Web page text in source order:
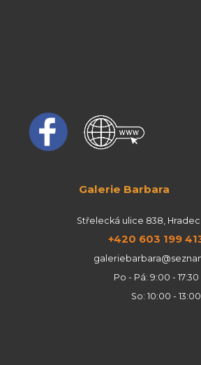
Galerie Barbara
Střelecká ulice 838,
+420 603 199
Po - Pá: 9:00 - 17:30
So: 10:00 - 13:00